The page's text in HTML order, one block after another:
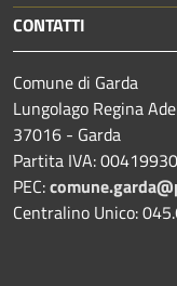
CONTATTI
Comune di Garda
Lungolago Regina
37016 - Garda
Partita IVA:
PEC:
Centralino Unico: